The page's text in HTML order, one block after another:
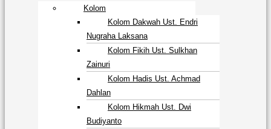
Kolom
Kolom Dakwah Ust. Endri
Nugraha Laksana
Kolom Fikih Ust. Sulkhan
Zainuri
Kolom Hadis Ust. Achmad
Dahlan
Kolom Hikmah Ust. Dwi
Budiyanto